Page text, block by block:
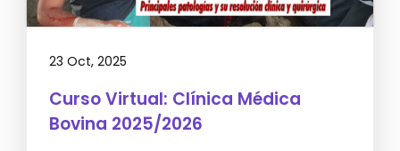
23 Oct, 2025
Curso Virtual: Clínica Médica
Bovina 2025/2026